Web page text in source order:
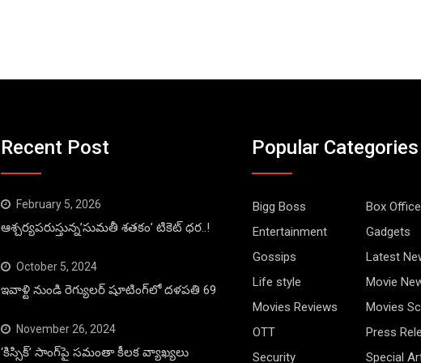
Recent Post
February 5, 2026
ఆశ్చర్యపరుస్తున్న’సుమతీ శతకం’ టికెట్ ధర..!
October 5, 2024
ఇవాళ్టి నుండి రెగ్యులర్ షూటింగ్‌లో దళపతి 69
November 26, 2024
‘కిస్సిక్’ సాంగ్‌పై సమంతా కీలక వ్యాఖ్యలు
Popular Categories
Bigg Boss
Box Office
Entertainment
Gadgets
Gossips
Latest
Life style
Movie
Movies Reviews
Movies
OTT
Press
Security
Special